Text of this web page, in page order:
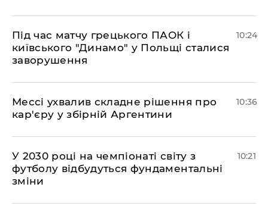
Під час матчу грецького ПАОК і
київського "Динамо" у Польщі сталися
заворушення
10:24
Мессі ухвалив складне рішення про
кар'єру у збірній Аргентини
10:36
У 2030 році на чемпіонаті світу з
футболу відбудуться фундаментальні
зміни
10:21